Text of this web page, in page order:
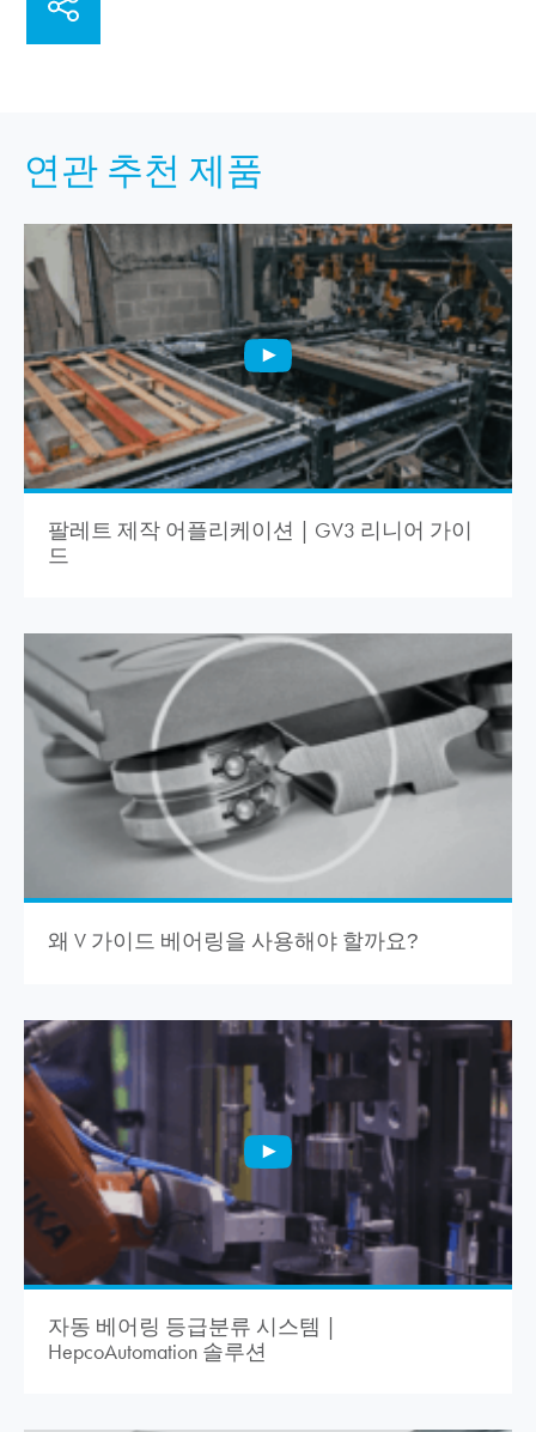
연관 추천 제품
팔레트 제작 어플리케이션 | GV3 리니어 가이
드
왜 V 가이드 베어링을 사용해야 할까요 ?
자동 베어링 등급분류 시스템 |
HepcoAutomation 솔루션